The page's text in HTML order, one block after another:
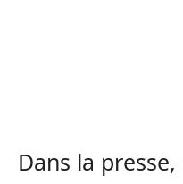
Dans la